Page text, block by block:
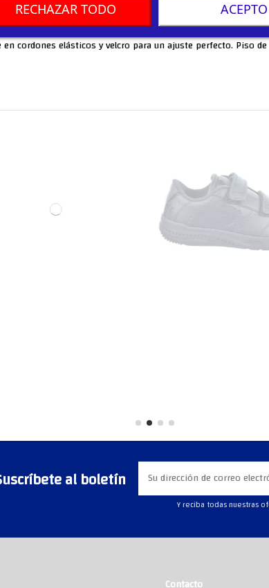
RECHAZAR TODO ACEPTO
cordones elásticos y velcro para un ajuste perfecto. Piso
al boletín
Y reciba todas nuestras